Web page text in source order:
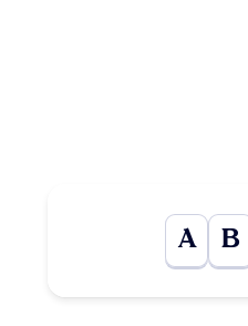
A B